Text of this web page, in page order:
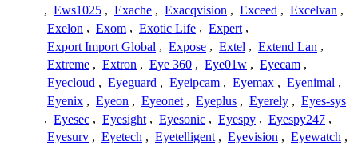
, Ews1025 , Exache , Exacqvision , Exceed , Excelvan ,
Exelon , Exom , Exotic Life , Expert ,
Export Import Global , Expose , Extel , Extend Lan ,
Extreme , Extron , Eye 360 , Eye01w , Eyecam ,
Eyecloud , Eyeguard , Eyeipcam , Eyemax , Eyenimal ,
Eyenix , Eyeon , Eyeonet , Eyeplus , Eyerely , Eyes-sys
, Eyesec , Eyesight , Eyesonic , Eyespy , Eyespy247 ,
Eyesurv , Eyetech , Eyetelligent , Eyevision , Eyewatch ,